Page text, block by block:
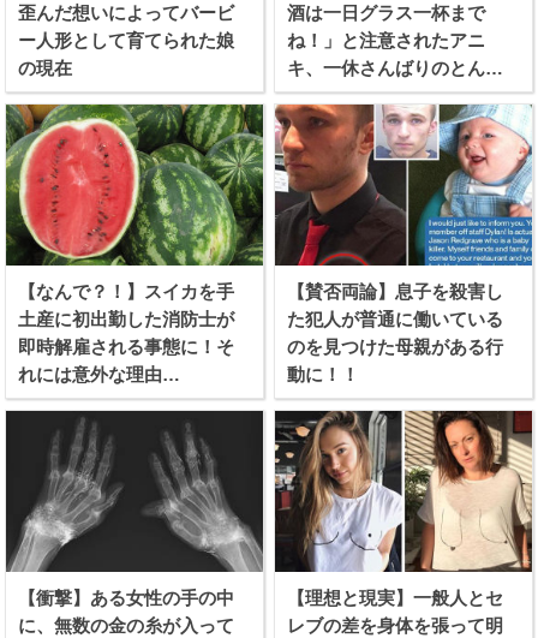
歪んだ想いによってバービ
ー人形として育てられた娘
の現在
酒は一日グラス一杯まで
ね！」と注意されたアニ
キ、一休さんばりのとんち
を利かせる！
【なんで？！】スイカを手
土産に初出勤した消防士が
即時解雇される事態に！そ
れには意外な理由
が、、、！
【賛否両論】息子を殺害し
た犯人が普通に働いている
のを見つけた母親がある行
動に！！
【衝撃】ある女性の手の中
に、無数の金の糸が入って
【理想と現実】一般人とセ
レブの差を身体を張って明